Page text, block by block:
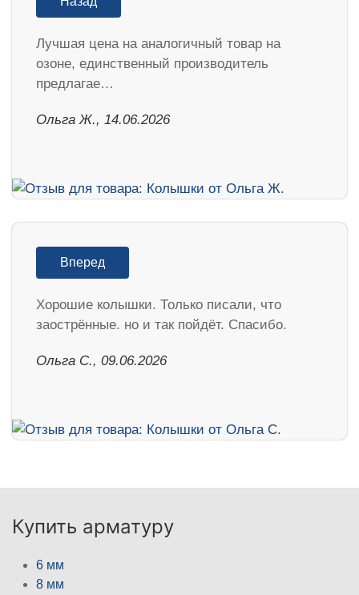
Лучшая цена на аналогичный товар на
озоне, единственный производитель
предлагае…
Ольга Ж., 14.06.2026
Вперед
Хорошие колышки. Только писали, что
заострённые. но и так пойдёт. Спасибо.
Ольга С., 09.06.2026
Купить арматуру
6 мм
8 мм